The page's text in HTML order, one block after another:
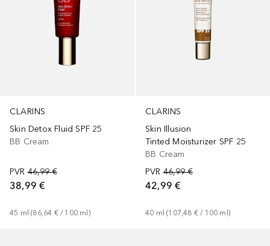
CLARINS
Skin Detox Fluid SPF 25
BB Cream
PVR 46,99 €
38,99 €
45 ml (86,64 € / 100 ml )
CLARINS
Skin Illusion
Tinted Moisturizer SPF 25
BB Cream
PVR 46,99 €
42,99 €
40 ml (107,48 € / 100 ml )